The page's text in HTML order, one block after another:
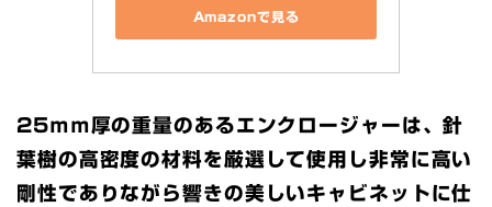
Amazonで見る
25ｍｍ厚の重量のあるエンクロージャーは、針
葉樹の高密度の材料を厳選して使用し非常に高い
剛性でありながら響きの美しいキャビネットに仕